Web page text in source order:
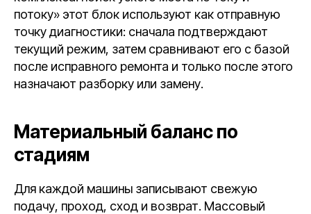
потоку» этот блок используют как отправную
точку диагностики: сначала подтверждают
текущий режим, затем сравнивают его с базой
после исправного ремонта и только после этого
назначают разборку или замену.
Материальный баланс по
стадиям
Для каждой машины записывают свежую
подачу, проход, сход и возврат. Массовый